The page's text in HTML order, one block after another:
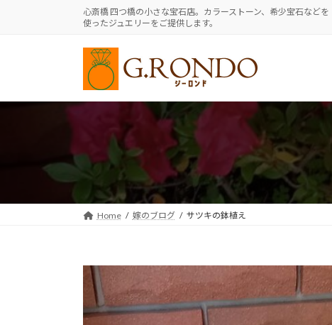
心斎橋 四つ橋の小さな宝石店。カラーストーン、希少宝石などを
使ったジュエリーをご提供します。
Home 嫁のブログ サツキの鉢植え